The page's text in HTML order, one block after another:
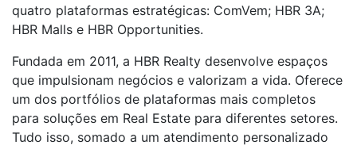
quatro plataformas estratégicas: ComVem; HBR 3A;
HBR Malls e HBR Opportunities.
Fundada em 2011, a HBR Realty desenvolve espaços
que impulsionam negócios e valorizam a vida. Oferece
um dos portfólios de plataformas mais completos
para soluções em Real Estate para diferentes setores.
Tudo isso, somado a um atendimento personalizado